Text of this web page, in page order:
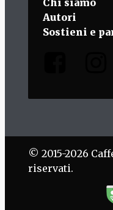
Chi siamo
Autori
Sostieni e
© 2015-2026
riservati.